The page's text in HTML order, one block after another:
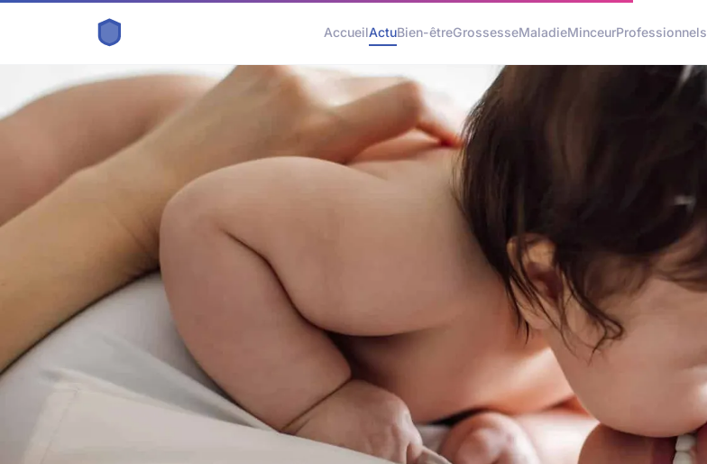
AccueilActuBien-êtreGrossesseMaladieMinceurProfessionnels